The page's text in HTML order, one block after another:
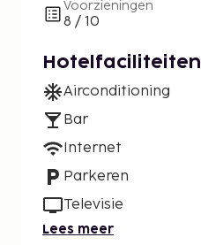
Voorzieningen
8 / 10
Hotelfaciliteiten
Airconditioning
Bar
Internet
Parkeren
Televisie
Lees meer